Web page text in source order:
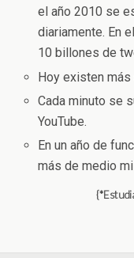
el año 2010 se
diariamente. En
10 billones de
Hoy existen
Cada minuto se
YouTube.
En un año de
más de medio